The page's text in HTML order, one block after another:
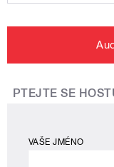
PTEJTE SE
VAŠE JMÉNO